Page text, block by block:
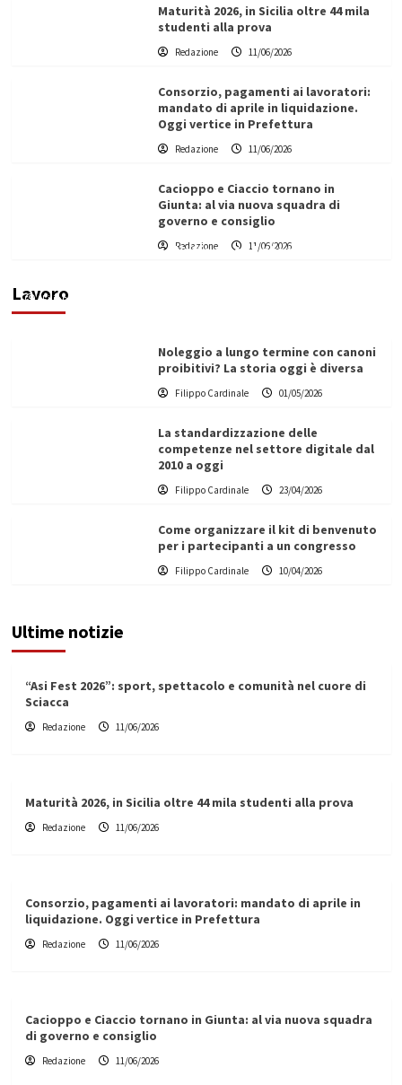
Maturità 2026, in Sicilia oltre 44 mila
studenti alla prova
Redazione 11/06/2026
Consorzio, pagamenti ai lavoratori:
mandato di aprile in liquidazione.
Oggi vertice in Prefettura
Redazione 11/06/2026
Cacioppo e Ciaccio tornano in
Giunta: al via nuova squadra di
governo e consiglio
Redazione 11/06/2026
Lavoro
Vino in Italia: il giro d’affari contribuisce
Filippo Cardinale
Noleggio a lungo termine con canoni
proibitivi? La storia oggi è diversa
Filippo Cardinale 01/05/2026
La standardizzazione delle
competenze nel settore digitale dal
2010 a oggi
Filippo Cardinale 23/04/2026
Come organizzare il kit di benvenuto
per i partecipanti a un congresso
Filippo Cardinale 10/04/2026
Ultime notizie
“Asi Fest 2026”: sport, spettacolo e comunità nel cuore di
Sciacca
Redazione 11/06/2026
Maturità 2026, in Sicilia oltre 44 mila studenti alla prova
Redazione 11/06/2026
Consorzio, pagamenti ai lavoratori: mandato di aprile in
liquidazione. Oggi vertice in Prefettura
Redazione 11/06/2026
Cacioppo e Ciaccio tornano in Giunta: al via nuova squadra
di governo e consiglio
Redazione 11/06/2026